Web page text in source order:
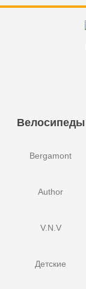
Велосипеды
Bergamont
Author
V.N.V
Детские